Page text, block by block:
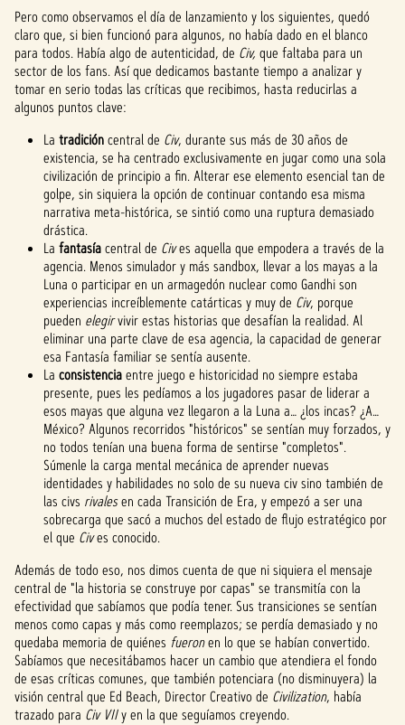
Pero como observamos el día de lanzamiento y los siguientes, quedó
claro que, si bien funcionó para algunos, no había dado en el blanco
para todos. Había algo de autenticidad, de Civ, que faltaba para un
sector de los fans. Así que dedicamos bastante tiempo a analizar y
tomar en serio todas las críticas que recibimos, hasta reducirlas a
algunos puntos clave:
La tradicióncentral de Civ, durante sus más de 30 años de
existencia, se ha centrado exclusivamente en jugar como una sola
civilización de principio a fin. Alterar ese elemento esencial tan de
golpe, sin siquiera la opción de continuar contando esa misma
narrativa meta-histórica, se sintió como una ruptura demasiado
drástica.
La fantasíacentral de Cives aquella que empodera a través de la
agencia. Menos simulador y más sandbox, llevar a los mayas a la
Luna o participar en un armagedón nuclear como Gandhi son
experiencias increíblemente catárticas y muy de Civ, porque
pueden elegirvivir estas historias que desafían la realidad. Al
eliminar una parte clave de esa agencia, la capacidad de generar
esa Fantasía familiar se sentía ausente.
La consistenciaentre juego e historicidad no siempre estaba
presente, pues les pedíamos a los jugadores pasar de liderar a
esos mayas que alguna vez llegaron a la Luna a… ¿los incas? ¿A…
México? Algunos recorridos "históricos" se sentían muy forzados, y
no todos tenían una buena forma de sentirse "completos".
Súmenle la carga mental mecánica de aprender nuevas
identidades y habilidades no solo de su nueva civ sino también de
las civs rivalesen cada Transición de Era, y empezó a ser una
sobrecarga que sacó a muchos del estado de flujo estratégico por
el que Cives conocido.
Además de todo eso, nos dimos cuenta de que ni siquiera el mensaje
central de "la historia se construye por capas" se transmitía con la
efectividad que sabíamos que podía tener. Sus transiciones se sentían
menos como capas y más como reemplazos; se perdía demasiado y no
quedaba memoria de quiénes fueronen lo que se habían convertido.
Sabíamos que necesitábamos hacer un cambio que atendiera el fondo
de esas críticas comunes, que también potenciara (no disminuyera) la
visión central que Ed Beach, Director Creativo de Civilization, había
trazado para Civ VIIy en la que seguíamos creyendo.